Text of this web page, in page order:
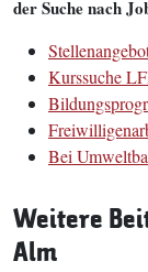
der Suche nach
Kurssuche
Bei
Weitere
Alm